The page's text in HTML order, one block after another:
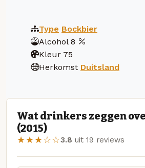
Type Bockbier
Alcohol 8
Kleur 75
Herkomst Duitsland
Wat drinkers zeggen
(2015)
★★★☆☆3.8 uit 19 reviews